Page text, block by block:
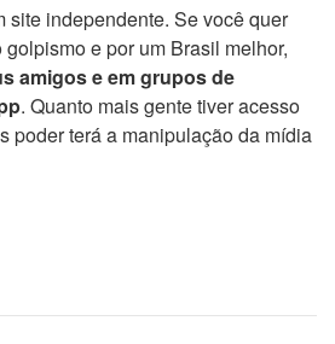
site independente. Se você quer
e por um Brasil melhor,
amigos e em grupos de
. Quanto mais gente tiver acesso
poder terá a manipulação da mídia